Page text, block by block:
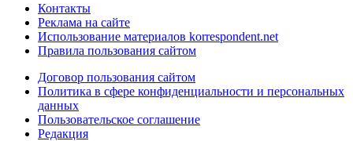
Контакты
Реклама на сайте
Использование материалов korrespondent.net
Правила пользования сайтом
Договор пользования сайтом
Политика в сфере конфиденциальности и персональных
данных
Пользовательское соглашение
Редакция